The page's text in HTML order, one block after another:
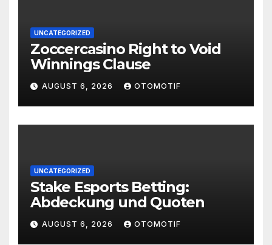
UNCATEGORIZED
Zoccercasino Right to Void
Winnings Clause
AUGUST 6, 2026 OTOMOTIF
UNCATEGORIZED
Stake Esports Betting:
Abdeckung und Quoten
AUGUST 6, 2026 OTOMOTIF